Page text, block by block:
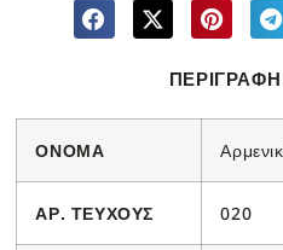
ΟΝΟΜΑ
ΑΡ. ΤΕΥΧΟΥΣ 020